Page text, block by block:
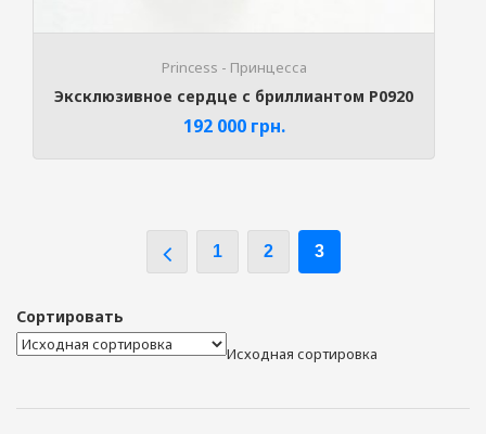
Princess - Принцесса
Эксклюзивное сердце с бриллиантом P0920
192 000 грн.
1 2 3
Сортировать
Исходная сортировка